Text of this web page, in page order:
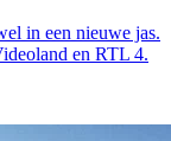
in een nieuwe jas.
en RTL 4.